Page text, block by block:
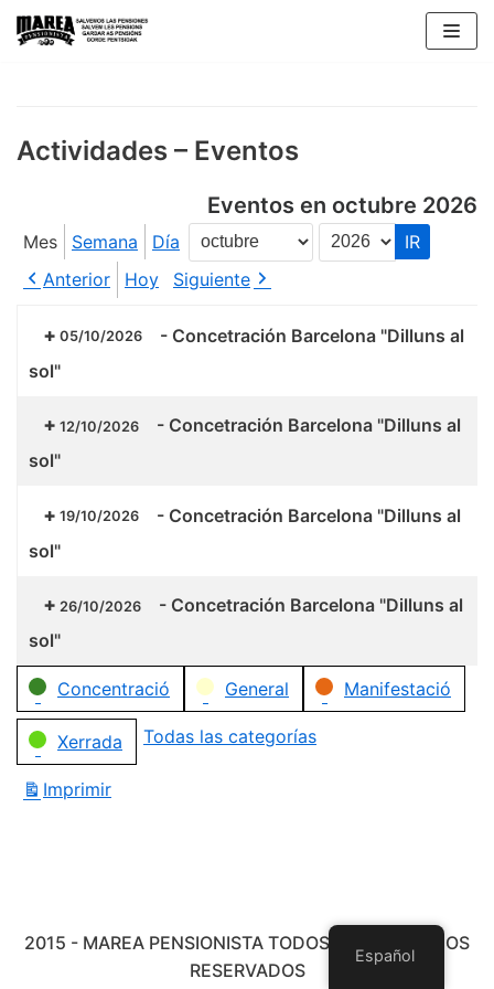
Saltar
Actividades – Eventos
Eventos en octubre 2026
Mes Semana Día
Mes
Año
Anterior
Hoy Siguiente
05/10/2026 - Concetración Barcelona "Dilluns al
sol"
12/10/2026 - Concetración Barcelona "Dilluns al
sol"
19/10/2026 - Concetración Barcelona "Dilluns al
sol"
26/10/2026 - Concetración Barcelona "Dilluns al
sol"
Categorías
Concentració General Manifestació
Xerrada Todas las categorías
Imprimir
2015 - MAREA PENSIONISTA TODOS LOS DERECHOS
RESERVADOS
Español